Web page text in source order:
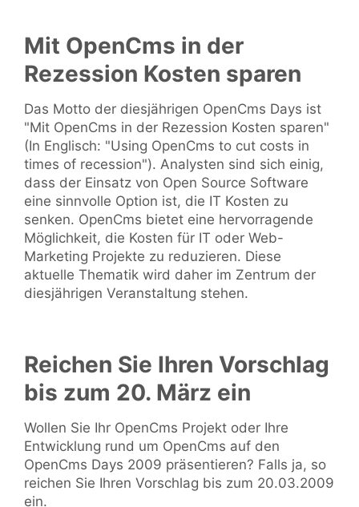
Mit OpenCms in der
Rezession Kosten sparen
Das Motto der diesjährigen OpenCms Days ist
"Mit OpenCms in der Rezession Kosten sparen"
(In Englisch: "Using OpenCms to cut costs in
times of recession"). Analysten sind sich einig,
dass der Einsatz von Open Source Software
eine sinnvolle Option ist, die IT Kosten zu
senken. OpenCms bietet eine hervorragende
Möglichkeit, die Kosten für IT oder Web-
Marketing Projekte zu reduzieren. Diese
aktuelle Thematik wird daher im Zentrum der
diesjährigen Veranstaltung stehen.
Reichen Sie Ihren Vorschlag
bis zum 20. März ein
Wollen Sie Ihr OpenCms Projekt oder Ihre
Entwicklung rund um OpenCms auf den
OpenCms Days 2009 präsentieren? Falls ja, so
reichen Sie Ihren Vorschlag bis zum 20.03.2009
ein.